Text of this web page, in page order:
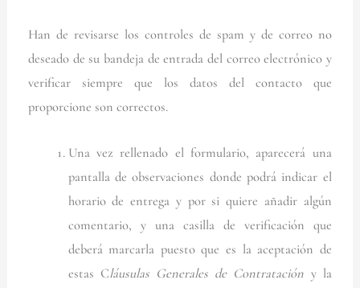
Han de revisarse los controles de spam y de correo no
deseado de su bandeja de entrada del correo electrónico y
verificar siempre que los datos del contacto que
proporcione son correctos.
Una vez rellenado el formulario, aparecerá una
pantalla de observaciones donde podrá indicar el
horario de entrega y por si quiere añadir algún
comentario, y una casilla de verificación que
deberá marcarla puesto que es la aceptación de
estas Cláusulas Generales de Contratación y la